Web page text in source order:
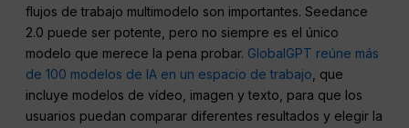
flujos de trabajo multimodelo son importantes. Seedance
2.0 puede ser potente, pero no siempre es el único
modelo que merece la pena probar. GlobalGPT reúne más
de 100 modelos de IA en un espacio de trabajo, que
incluye modelos de vídeo, imagen y texto, para que los
usuarios puedan comparar diferentes resultados y elegir la